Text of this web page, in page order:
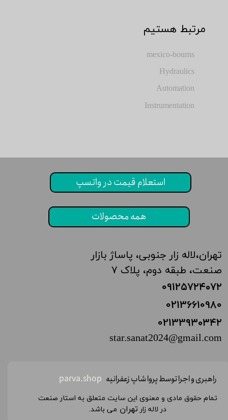
​مرتبط هستیم
mexico-bourns
Hydraulics
Automation
Instrumentation
تهران،‌لاله زار جنوبی، پاساژ بازار
صنعت، طبقه دوم، پلاک ۷
0912۵۷۲۴۰۷۲
02136610980
02133۹۳۰۳۴۲
star.sanat2024@gmail.com
استعلام قیمت در واتسپ
همه محصولات
راهبری و اجرا توسط پروا شاپ زعفرانیه parva.shop
تمام حقوق مادی و معنوی این سایت متعلق به استار صنعت
در لاله زار تهران می باشد.